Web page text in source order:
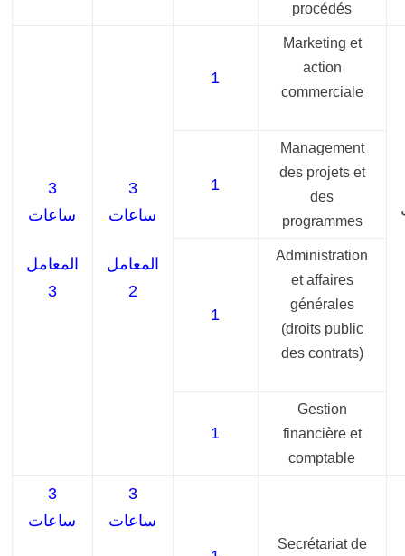
procédés
3
ساعات
المعامل
3
3
ساعات
المعامل
2
1
Marketing et
action
commerciale
1
Management
des projets et
des
programmes
1
Administration
et affaires
générales
(droits public
des contrats)
1
Gestion
financière et
comptable
3
ساعات
3
ساعات
Secrétariat de